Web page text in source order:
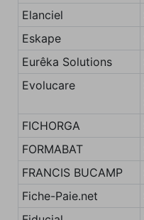
Elanciel
Eskape
Eurêka Solutions
Evolucare
FICHORGA
FORMABAT
FRANCIS BUCAMP
Fiche-Paie.net